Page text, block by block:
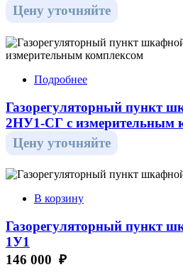
Цену уточняйте
Подробнее
Газорегуляторный пункт
2НУ1-СГ с измерительным
Цену уточняйте
В корзину
Газорегуляторный пункт
1У1
146 000 ₽